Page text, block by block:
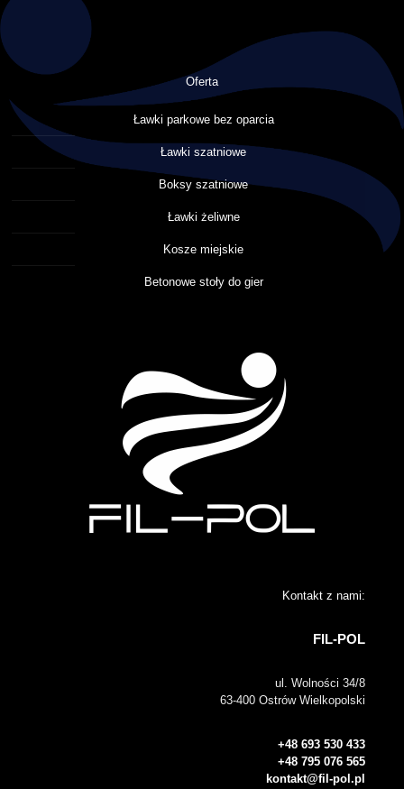
Oferta
Ławki parkowe bez oparcia
Ławki szatniowe
Boksy szatniowe
Ławki żeliwne
Kosze miejskie
Betonowe stoły do gier
Kontakt z nami:
FIL-POL
ul. Wolności 34/8
63-400 Ostrów Wielkopolski
+48 693 530 433
+48 795 076 565
kontakt@fil-pol.pl